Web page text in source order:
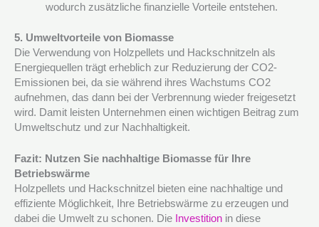
wodurch zusätzliche finanzielle Vorteile entstehen.
5. Umweltvorteile von Biomasse
Die Verwendung von Holzpellets und Hackschnitzeln als
Energiequellen trägt erheblich zur Reduzierung der CO2-
Emissionen bei, da sie während ihres Wachstums CO2
aufnehmen, das dann bei der Verbrennung wieder freigesetzt
wird. Damit leisten Unternehmen einen wichtigen Beitrag zum
Umweltschutz und zur Nachhaltigkeit.
Fazit: Nutzen Sie nachhaltige Biomasse für Ihre
Betriebswärme
Holzpellets und Hackschnitzel bieten eine nachhaltige und
effiziente Möglichkeit, Ihre Betriebswärme zu erzeugen und
dabei die Umwelt zu schonen. Die Investition in diese